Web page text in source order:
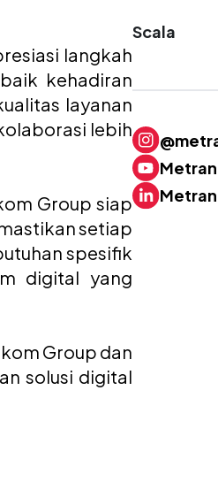
langkah
kehadiran
layanan
lebih
Group siap
setiap
spesifik
digital yang
Group dan
solusi digital
Scala